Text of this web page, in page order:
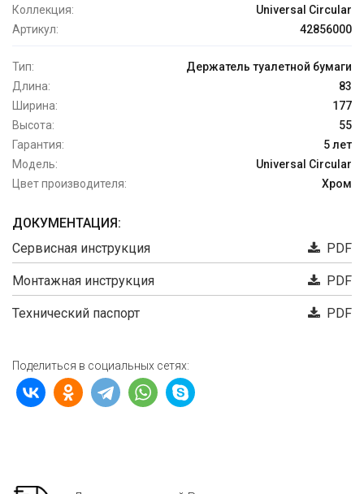
Коллекция:
Universal Circular
Артикул:
42856000
Тип:
Держатель туалетной бумаги
Длина:
83
Ширина:
177
Высота:
55
Гарантия:
5 лет
Модель:
Universal Circular
Цвет производителя:
Хром
ДОКУМЕНТАЦИЯ:
Сервисная инструкция
PDF
Монтажная инструкция PDF
Технический паспорт PDF
Поделиться в социальных сетях: